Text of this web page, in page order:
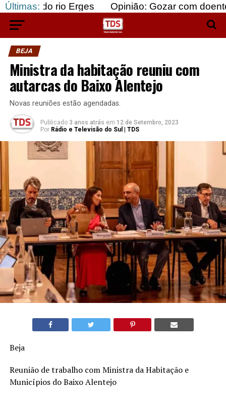
Últimas:
Erges Opinião: Gozar com doentes e
BEJA
Ministra da habitação reuniu com
autarcas do Baixo Alentejo
Novas reuniões estão agendadas.
Publicado 3 anos atrás em 12 de Setembro, 2023
Por Rádio e Televisão do Sul | TDS
Beja
Reunião de trabalho com Ministra da Habitação e
Municípios do Baixo Alentejo